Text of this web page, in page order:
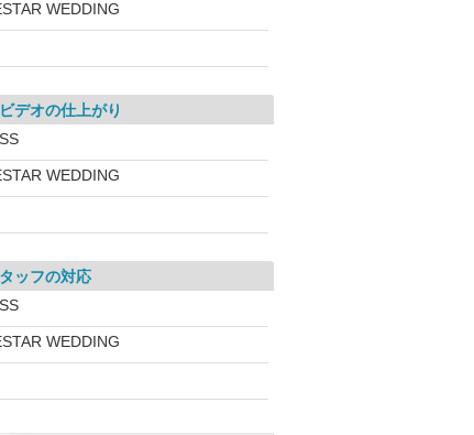
WEDDING
デオの仕上がり
WEDDING
ッフの対応
WEDDING